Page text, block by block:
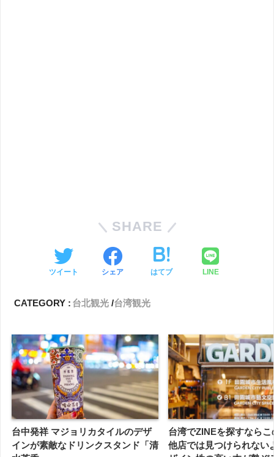
SHARE
ツイート シェア はてブ LINE
CATEGORY : 台北観光 台湾観光
台中発祥 マジョリカタイルのデザ
インが素敵なドリンクスタンド「清
台湾でZINEを探すなら
他店では見つけられない